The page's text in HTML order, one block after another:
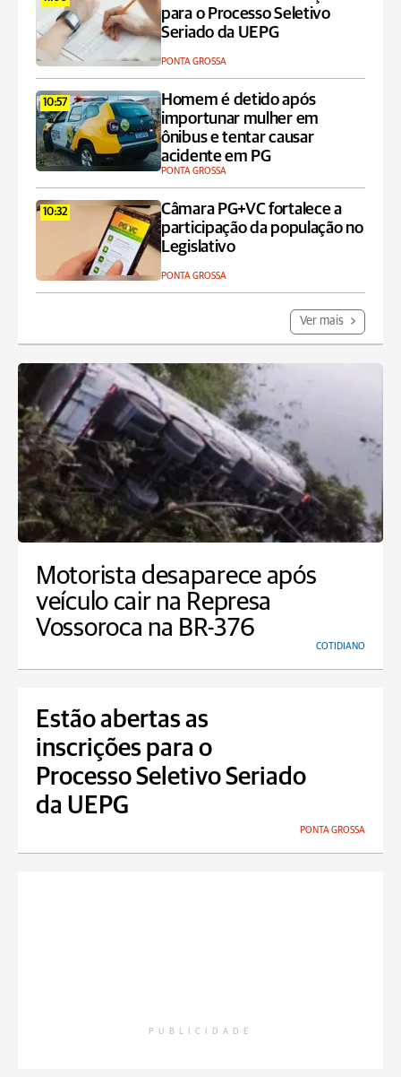
para o Processo Seletivo
Seriado da UEPG
PONTA GROSSA
10:57
Homem é detido após
importunar mulher em
ônibus e tentar causar
acidente em PG
PONTA GROSSA
10:32
Câmara PG+VC fortalece a
participação da população no
Legislativo
PONTA GROSSA
Ver mais
Motorista desaparece após
veículo cair na Represa
Vossoroca na BR-376
COTIDIANO
Estão abertas as
inscrições para o
Processo Seletivo Seriado
da UEPG
PONTA GROSSA
PUBLICIDADE